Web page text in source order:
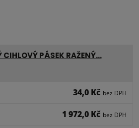
CIHLOVÝ PÁSEK RAŽENÝ…
34,0 Kč bez DPH
1 972,0 Kč bez DPH